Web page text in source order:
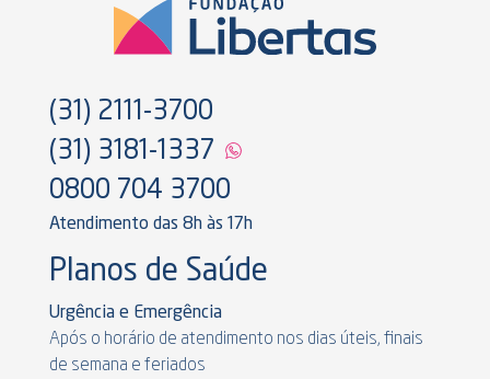
(31) 2111-3700
(31) 3181-1337
0800 704 3700
Atendimento das 8h às 17h
Planos de Saúde
Urgência e Emergência
Após o horário de atendimento nos dias úteis, finais
de semana e feriados